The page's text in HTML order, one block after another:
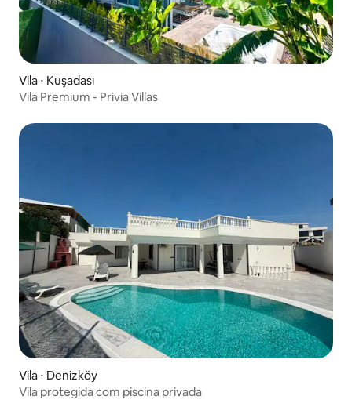
Vila ⋅ Kuşadası
Vila Premium - Privia Villas
Vila ⋅ Denizköy
Vila protegida com piscina privada